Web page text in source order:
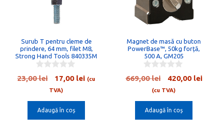
Surub T pentru cleme de
prindere, 64 mm, filet M8,
Strong Hand Tools 840335M
0
o
f
5
23,00lei
Prețul
inițial
a
fost:
17,00 leiPrețul
este:
(cu
TVA)
Adaugă în coș
Magnet de masă cu buton
PowerBase™, 50kg forță,
500 A, GM205
0
o
f
5
669,00lei
Prețul
inițial
a
fost:
420,00 lei
(cu TVA)
Adaugă în coș